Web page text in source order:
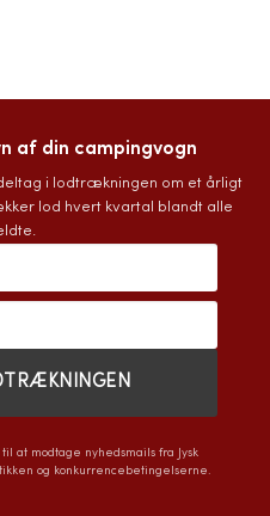
af din campingvogn
i lodtrækningen om et årligt
lod hvert kvartal blandt alle
at modtage nyhedsmails fra Jysk
og konkurrencebetingelserne.